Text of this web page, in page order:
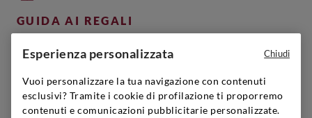
GUIDA AI REGALI
Scopri di più
Esperienza personalizzata
Vuoi personalizzare la tua navigazione con contenuti
esclusivi? Tramite i cookie di profilazione ti proporremo
contenuti e comunicazioni pubblicitarie personalizzate.
Chiudi